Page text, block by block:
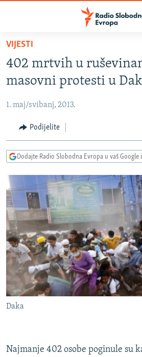
Pređite
glavni
sadržaj
na
navigaciju
Pređite
na
KOSOVO
CRNA GORA
VIDEO
FOTOGALERIJE
INFOGRAFIKE
PODCASTI
RAT U UKRAJINI
KINA NA BALKANU
RSE PRIČE IZ SVIJETA
ISPRIČAJ MI
DNEVNO@RSE
SPECIJALI RSE
VIŠE OD NASLOVA
TV LIBERTY
PRATITE NAS
Sve RFE/RL stranice
VIJESTI
402 mrtvih u
masovni protesti u
1. maj/svibanj, 2013.
Podijelite
Dodajte Radio Slobodna Evropa u vaš Google
Daka
Najmanje 402 osobe poginule su